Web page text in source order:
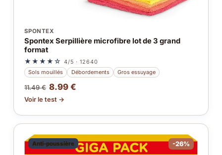
SPONTEX
Spontex Serpillière microfibre lot de 3 grand
format
★★★★☆ 4/5 · 12640
Sols mouillés
Débordements Gros essuyage
11.49 € 8.99 €
Voir le test →
Anti-poussière -26%